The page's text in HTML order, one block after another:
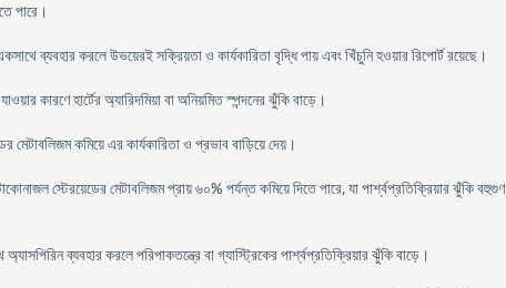
পারে।
ব্যবহার করলে উভয়েরই সক্রিয়তা ও কার্যকারিতা বৃদ্ধি পায় এবং খিঁচুনি হওয়ার রিপোর্ট রয়েছে।
কারণে হার্টের অ্যারিদমিয়া বা অনিয়মিত স্পন্দনের ঝুঁকি বাড়ে।
মেটাবলিজম কমিয়ে এর কার্যকারিতা ও প্রভাব বাড়িয়ে দেয়।
স্টেরয়েডের মেটাবলিজম প্রায় ৬০% পর্যন্ত কমিয়ে দিতে পারে, যা পার্শ্বপ্রতিক্রিয়ার ঝুঁকি বহুগুণ
ব্যবহার করলে পরিপাকতন্ত্রে বা গ্যাস্ট্রিকের পার্শ্বপ্রতিক্রিয়ার ঝুঁকি বাড়ে।